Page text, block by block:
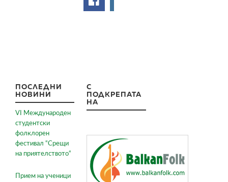
ПОСЛЕДНИ
НОВИНИ
VI Международен
студентски
фолклорен
фестивал “Срещи
на приятелството“
Прием на ученици
С
ПОДКРЕПАТА
НА